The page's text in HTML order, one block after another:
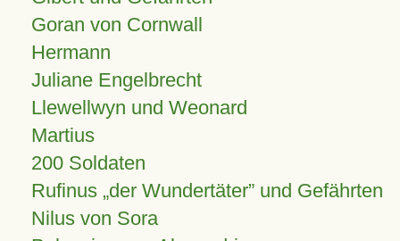
Goran von Cornwall
Hermann
Juliane Engelbrecht
Llewellwyn und Weonard
Martius
200 Soldaten
Rufinus „der Wundertäter” und Gefährten
Nilus von Sora